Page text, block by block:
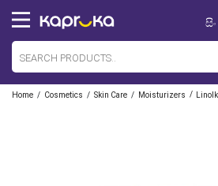
Home / Cosmetics / Skin Care / Moisturizers / Linolk